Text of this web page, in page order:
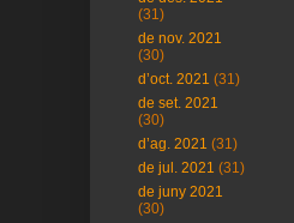
(31)
de nov. 2021
(30)
d’oct. 2021 (31)
de set. 2021
(30)
d’ag. 2021 (31)
de jul. 2021 (31)
de juny 2021
(30)